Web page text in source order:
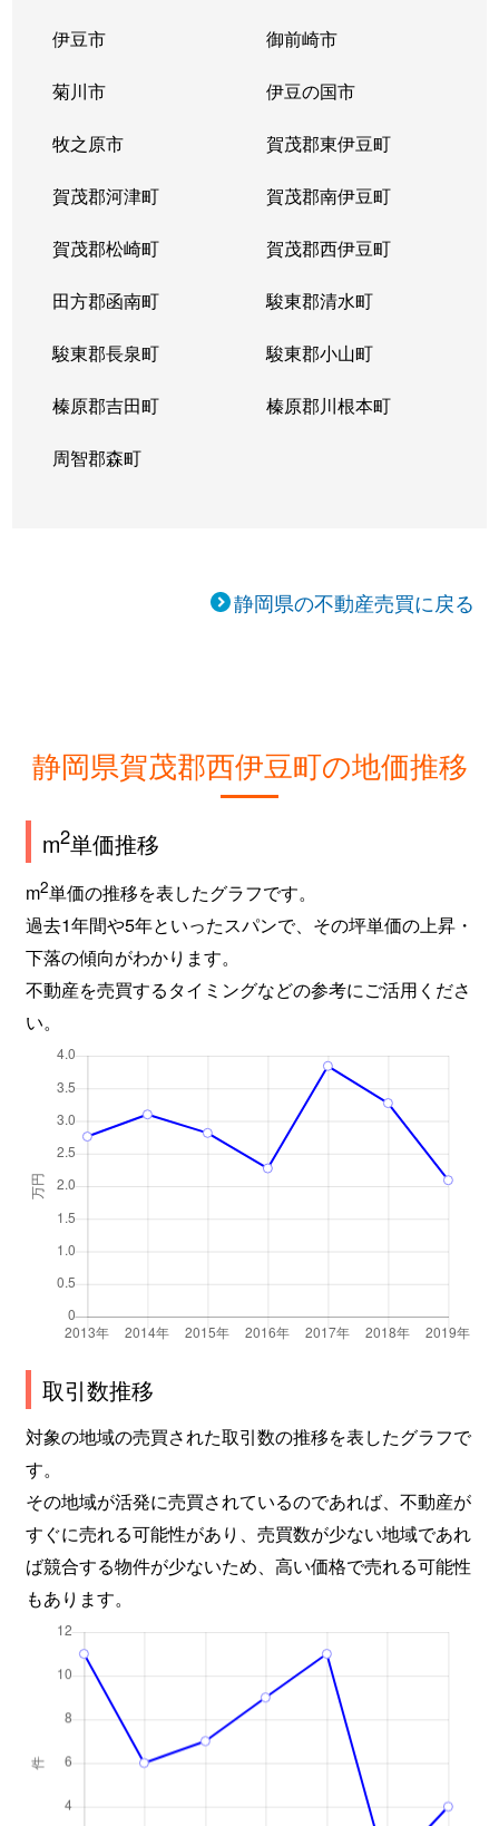
伊豆市 御前崎市
菊川市 伊豆の国市
牧之原市 賀茂郡東伊豆町
賀茂郡河津町 賀茂郡南伊豆町
賀茂郡松崎町 賀茂郡西伊豆町
田方郡函南町 駿東郡清水町
駿東郡長泉町 駿東郡小山町
榛原郡吉田町 榛原郡川根本町
周智郡森町
静岡県の不動産売買に戻る
静岡県賀茂郡西伊豆町の地価推移
m2単価推移
m2単価の推移を表したグラフです。
過去1年間や5年といったスパンで、その坪単価の上昇・
下落の傾向がわかります。
不動産を売買するタイミングなどの参考にご活用くださ
い。
取引数推移
対象の地域の売買された取引数の推移を表したグラフで
す。
その地域が活発に売買されているのであれば、不動産が
すぐに売れる可能性があり、売買数が少ない地域であれ
ば競合する物件が少ないため、高い価格で売れる可能性
もあります。